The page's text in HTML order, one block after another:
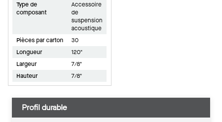
Type de
composant
Accessoire
de
suspension
acoustique
Pièces par carton
30
Longueur
120"
Largeur
7/8"
Hauteur
7/8"
Profil durable